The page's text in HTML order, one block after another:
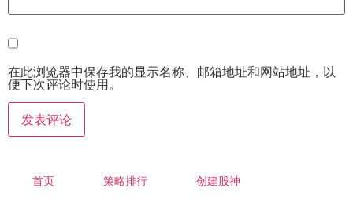
在此浏览器中保存我的显示名称、邮箱地址和网站地址，以
便下次评论时使用。
首页 策略排行 创建股神